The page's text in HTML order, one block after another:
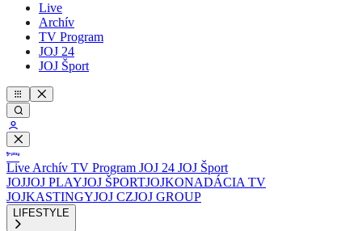
Live
Archív
TV Program
JOJ 24
JOJ Šport
Live Archív TV Program JOJ 24 JOJ Šport
JOJJOJ PLAYJOJ ŠPORTJOJKONADÁCIA TV
JOJKASTINGYJOJ CZJOJ GROUP
LIFESTYLE